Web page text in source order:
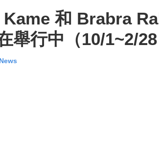
和 Brabra
舉行中（10/1~2/28
News